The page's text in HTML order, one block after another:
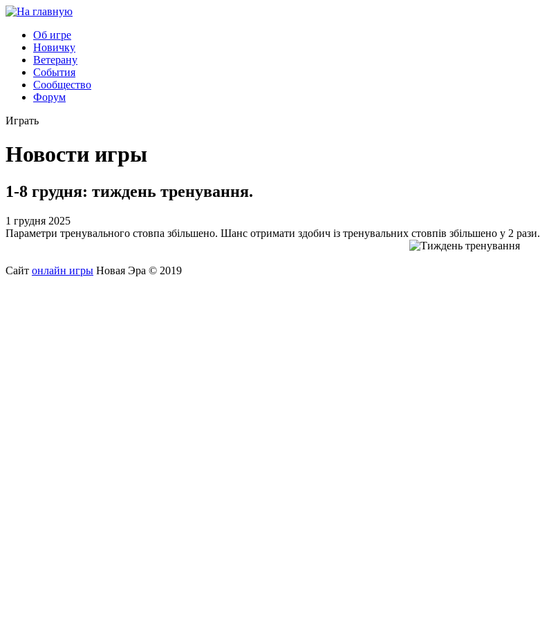
Об игре
Новичку
Ветерану
События
Сообщество
Форум
Играть
Новости игры
1-8 грудня: тиждень тренування.
1 грудня 2025
Параметри тренувального стовпа збільшено. Шанс отримати здобич із тренувальних стовпів збільшено у 2 рази.
Сайт онлайн игры Новая Эра © 2019